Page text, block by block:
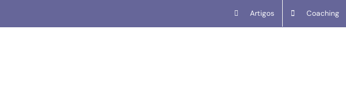
to
Artigos Coaching